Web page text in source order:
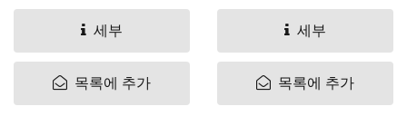
LR006359 LR012207
LR019659 LR031726
LR032027 Pan...
세부
목록에 추가
LR006358 LR012206
LR019658 LR031725
LR060134 Pan...
세부
목록에 추가